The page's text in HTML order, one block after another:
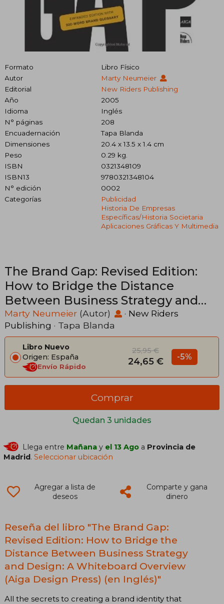
Formato
Libro Físico
Autor
Marty Neumeier
Editorial
New Riders Publishing
Año
2005
Idioma
Inglés
N° páginas
208
Encuadernación
Tapa Blanda
Dimensiones
20.4 x 13.5 x 1.4 cm
Peso
0.29 kg.
ISBN
0321348109
ISBN13
9780321348104
N° edición
0002
Categorías
Publicidad
Historia De Empresas
Específicas/historia Societaria
Aplicaciones Gráficas Y Multimedia
The Brand Gap: Revised Edition:
How to Bridge the Distance
Between Business Strategy and
Design: A Whiteboard Overview
(Aiga Design Press) (en Inglés)
Marty Neumeier (Autor) · New Riders
Publishing · Tapa Blanda
Libro Nuevo
Origen: España
Envío Rápido
25,95 €
24,65 € -5%
Quedan 3 unidades
Comprar
Llega entre Mañana y el 13 Ago a Provincia de
Madrid.Seleccionar ubicación
Agregar a lista de
deseos
Comparte y gana
dinero
Reseña del libro "The Brand Gap:
Revised Edition: How to Bridge the
Distance Between Business Strategy
and Design: A Whiteboard Overview
(Aiga Design Press) (en Inglés)"
All the secrets to creating a brand identity that